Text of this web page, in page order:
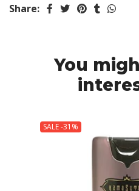
Share:
You
SALE -31%